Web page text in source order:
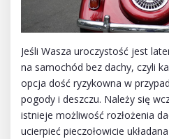
Jeśli Wasza uroczystość jest
na samochód bez dachy, czyli
opcja dość ryzykowna w
pogody i deszczu. Należy się
istnieje możliwość rozłożenia
ucierpieć pieczołowicie